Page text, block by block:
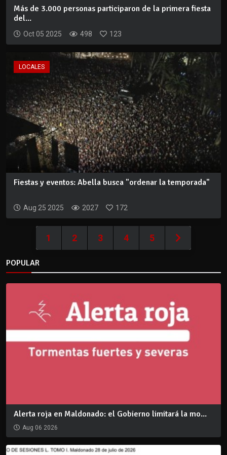
Más de 3.000 personas participaron de la primera fiesta
del...
Oct 05 2025 498 123
LOCALES
Fiestas y eventos: Abella busca "ordenar la temporada"
Aug 25 2025 2027 172
1 2 3 4 5
POPULAR
Alerta roja en Maldonado: el Gobierno limitará la mo...
Aug 06 2026